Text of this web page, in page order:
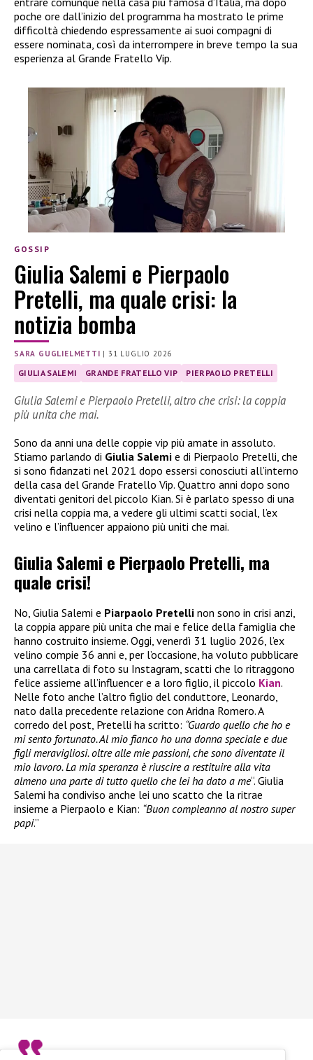
poche ore dall’inizio del programma ha mostrato le prime
difficoltà chiedendo espressamente ai suoi compagni di
essere nominata, così da interrompere in breve tempo la sua
esperienza al Grande Fratello Vip.
GOSSIP
Giulia Salemi e Pierpaolo
Pretelli, ma quale crisi: la
notizia bomba
SARA GUGLIELMETTI |31 LUGLIO 2026
GIULIA SALEMI GRANDE FRATELLO VIP PIERPAOLO PRETELLI
Giulia Salemi e Pierpaolo Pretelli, altro che crisi: la coppia
più unita che mai.
Sono da anni una delle coppie vip più amate in assoluto.
Stiamo parlando di Giulia Salemi e di Pierpaolo Pretelli, che
si sono fidanzati nel 2021 dopo essersi conosciuti all’interno
della casa del Grande Fratello Vip. Quattro anni dopo sono
diventati genitori del piccolo Kian. Si è parlato spesso di una
crisi nella coppia ma, a vedere gli ultimi scatti social, l’ex
velino e l’influencer appaiono più uniti che mai.
Giulia Salemi e Pierpaolo Pretelli, ma
quale crisi!
No, Giulia Salemi e Piarpaolo Pretelli non sono in crisi anzi,
la coppia appare più unita che mai e felice della famiglia che
hanno costruito insieme. Oggi, venerdì 31 luglio 2026, l’ex
velino compie 36 anni e, per l’occasione, ha voluto pubblicare
una carrellata di foto su Instagram, scatti che lo ritraggono
felice assieme all’influencer e a loro figlio, il piccolo Kian.
Nelle foto anche l’altro figlio del conduttore, Leonardo,
nato dalla precedente relazione con Aridna Romero. A
corredo del post, Pretelli ha scritto: “Guardo quello che ho e
mi sento fortunato. Al mio fianco ho una donna speciale e due
figli meravigliosi. oltre alle mie passioni, che sono diventate il
mio lavoro. La mia speranza è riuscire a restituire alla vita
almeno una parte di tutto quello che lei ha dato a me“. Giulia
Salemi ha condiviso anche lei uno scatto che la ritrae
insieme a Pierpaolo e Kian: “Buon compleanno al nostro super
papi.”